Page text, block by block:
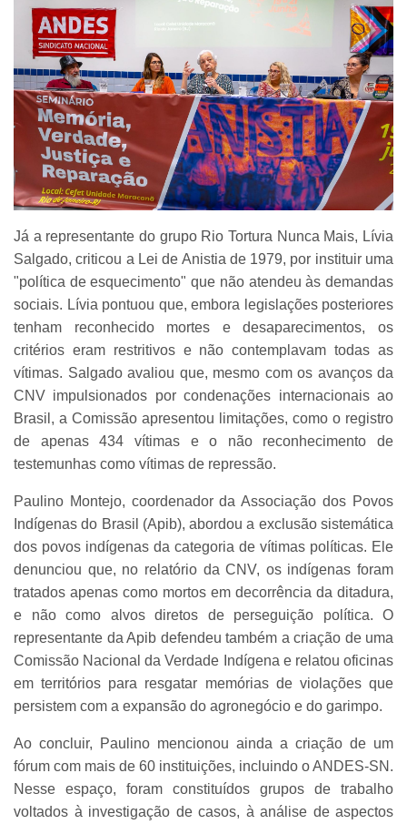
Já a representante do grupo Rio Tortura Nunca Mais, Lívia
Salgado, criticou a Lei de Anistia de 1979, por instituir uma
"política de esquecimento" que não atendeu às demandas
sociais. Lívia pontuou que, embora legislações posteriores
tenham reconhecido mortes e desaparecimentos, os
critérios eram restritivos e não contemplavam todas as
vítimas. Salgado avaliou que, mesmo com os avanços da
CNV impulsionados por condenações internacionais ao
Brasil, a Comissão apresentou limitações, como o registro
de apenas 434 vítimas e o não reconhecimento de
testemunhas como vítimas de repressão.
Paulino Montejo, coordenador da Associação dos Povos
Indígenas do Brasil (Apib), abordou a exclusão sistemática
dos povos indígenas da categoria de vítimas políticas. Ele
denunciou que, no relatório da CNV, os indígenas foram
tratados apenas como mortos em decorrência da ditadura,
e não como alvos diretos de perseguição política. O
representante da Apib defendeu também a criação de uma
Comissão Nacional da Verdade Indígena e relatou oficinas
em territórios para resgatar memórias de violações que
persistem com a expansão do agronegócio e do garimpo.
Ao concluir, Paulino mencionou ainda a criação de um
fórum com mais de 60 instituições, incluindo o ANDES-SN.
Nesse espaço, foram constituídos grupos de trabalho
voltados à investigação de casos, à análise de aspectos